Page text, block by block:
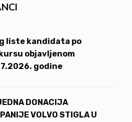
liste kandidata po
objavljenom
godine
DONACIJA
VOLVO STIGLA U